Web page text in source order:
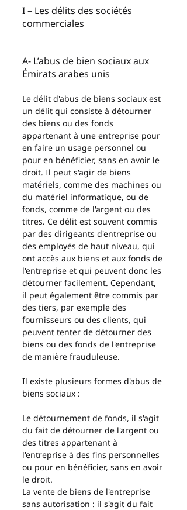
I – Les délits des sociétés
commerciales
A- L’abus de bien sociaux aux
Émirats arabes unis
Le délit d'abus de biens sociaux est
un délit qui consiste à détourner
des biens ou des fonds
appartenant à une entreprise pour
en faire un usage personnel ou
pour en bénéficier, sans en avoir le
droit. Il peut s'agir de biens
matériels, comme des machines ou
du matériel informatique, ou de
fonds, comme de l'argent ou des
titres. Ce délit est souvent commis
par des dirigeants d'entreprise ou
des employés de haut niveau, qui
ont accès aux biens et aux fonds de
l'entreprise et qui peuvent donc les
détourner facilement. Cependant,
il peut également être commis par
des tiers, par exemple des
fournisseurs ou des clients, qui
peuvent tenter de détourner des
biens ou des fonds de l'entreprise
de manière frauduleuse.
Il existe plusieurs formes d'abus de
biens sociaux :
Le détournement de fonds, il s'agit
du fait de détourner de l'argent ou
des titres appartenant à
l'entreprise à des fins personnelles
ou pour en bénéficier, sans en avoir
le droit.
La vente de biens de l'entreprise
sans autorisation : il s'agit du fait